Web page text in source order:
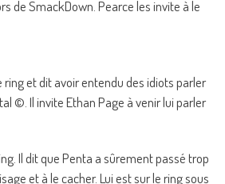
de SmackDown. Pearce les invite à le
ring et dit avoir entendu des idiots parler
©. Il invite Ethan Page à venir lui parler
Il dit que Penta a sûrement passé trop
et à le cacher. Lui est sur le ring sous